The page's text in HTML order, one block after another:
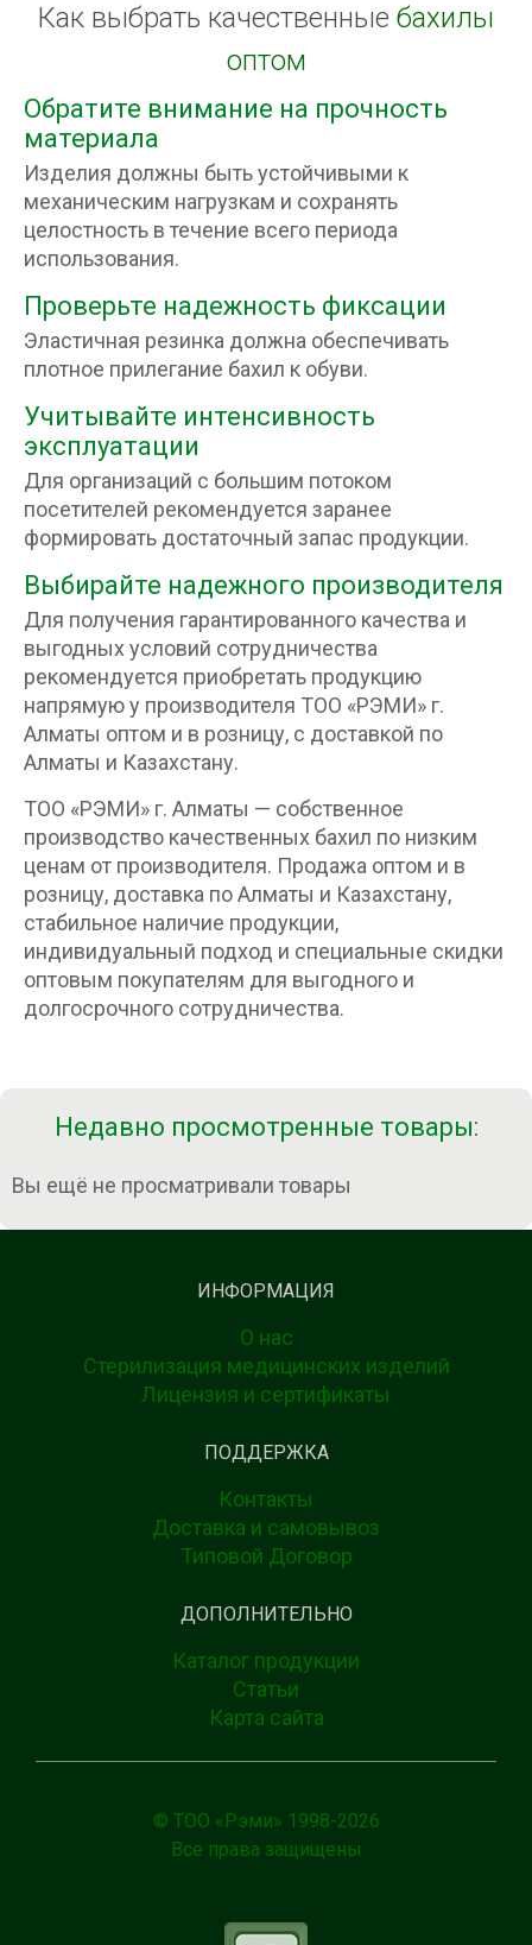
Как выбрать качественные бахилы
оптом
Обратите внимание на прочность
материала
Изделия должны быть устойчивыми к
механическим нагрузкам и сохранять
целостность в течение всего периода
использования.
Проверьте надежность фиксации
Эластичная резинка должна обеспечивать
плотное прилегание бахил к обуви.
Учитывайте интенсивность
эксплуатации
Для организаций с большим потоком
посетителей рекомендуется заранее
формировать достаточный запас продукции.
Выбирайте надежного производителя
Для получения гарантированного качества и
выгодных условий сотрудничества
рекомендуется приобретать продукцию
напрямую у производителя ТОО «РЭМИ» г.
Алматы оптом и в розницу, с доставкой по
Алматы и Казахстану.
ТОО «РЭМИ» г. Алматы — собственное
производство качественных бахил по низким
ценам от производителя. Продажа оптом и в
розницу, доставка по Алматы и Казахстану,
стабильное наличие продукции,
индивидуальный подход и специальные скидки
оптовым покупателям для выгодного и
долгосрочного сотрудничества.
Недавно просмотренные товары:
Вы ещё не просматривали товары
ИНФОРМАЦИЯ
О нас
Стерилизация медицинских изделий
Лицензия и сертификаты
ПОДДЕРЖКА
Контакты
Доставка и самовывоз
Типовой Договор
ДОПОЛНИТЕЛЬНО
Каталог продукции
Статьи
Карта сайта
© ТОО «Рэми» 1998-2026
Все права защищены